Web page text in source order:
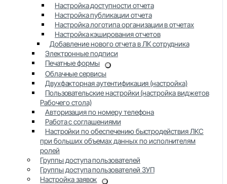
Настройка доступности отчета
Настройка публикации отчета
Настройка логотипа организации в отчетах
Настройка кэширования отчетов
Добавление нового отчета в ЛК сотрудника
Электронные подписи
Печатные формы
Облачные сервисы
Двухфакторная аутентификация (настройка)
Пользовательские настройки (настройка виджетов
Рабочего стола)
Авторизация по номеру телефона
Работа с соглашениями
Настройки по обеспечению быстродействия ЛКС
при больших объемах данных по исполнителям
ролей
Группы доступа пользователей
Группы доступа пользователей ЗУП
Настройка заявок